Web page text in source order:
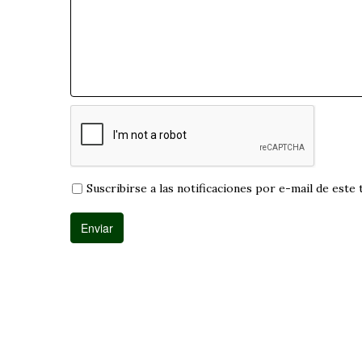
Suscribirse a las notificaciones por e-mail de este